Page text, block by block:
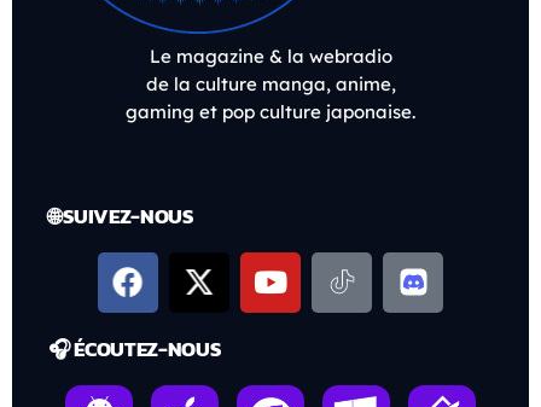
Le magazine & la webradio
de la culture manga, anime,
gaming et pop culture japonaise.
🌐 SUIVEZ-NOUS
🎧 ÉCOUTEZ-NOUS